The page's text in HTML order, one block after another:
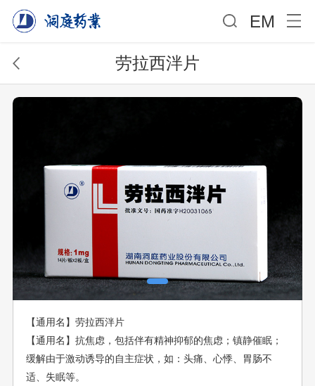
EM
劳拉西泮片
【通用名】劳拉西泮片
【通用名】抗焦虑，包括伴有精神抑郁的焦虑；镇静催眠；
缓解由于激动诱导的自主症状，如：头痛、心悸、胃肠不
适、失眠等。